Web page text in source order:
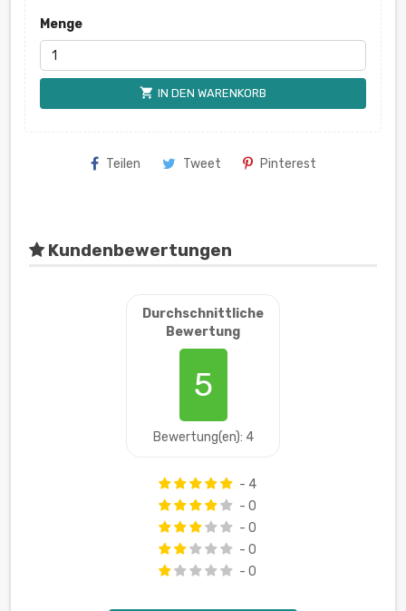
Menge
shopping_cart IN DEN WARENKORB
Teilen Tweet Pinterest
Kundenbewertungen
Durchschnittliche
Bewertung
5
Bewertung(en): 4
- 4
- 0
- 0
- 0
- 0